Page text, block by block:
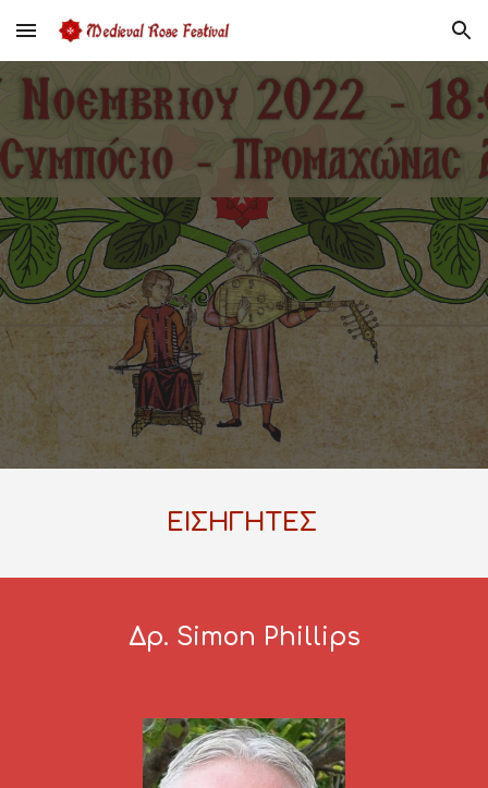
Skip to main content Skip to navigation
ΕΙΣΗΓΗΤΕΣ
Δρ. Simon Phillips